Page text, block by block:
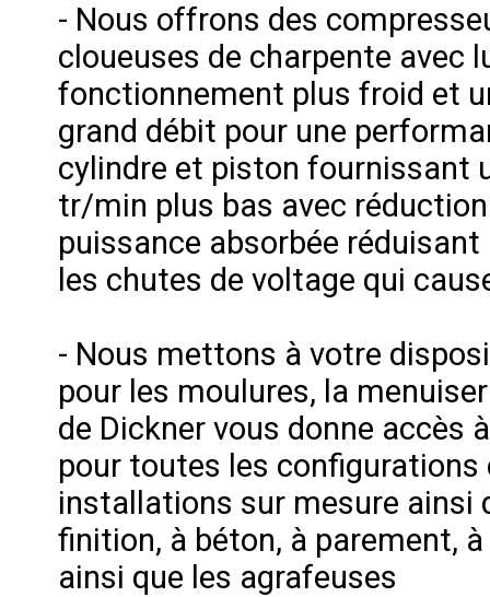
- Nous offrons des
cloueuses de charpente avec
fonctionnement plus froid et
grand débit pour une
cylindre et piston fournissant
tr/min plus bas avec
puissance absorbée
les chutes de voltage qui
- Nous mettons à votre
pour les moulures, la
de Dickner vous donne accès
pour toutes les
installations sur mesure ainsi
finition, à béton, à parement,
ainsi que les agrafeuses